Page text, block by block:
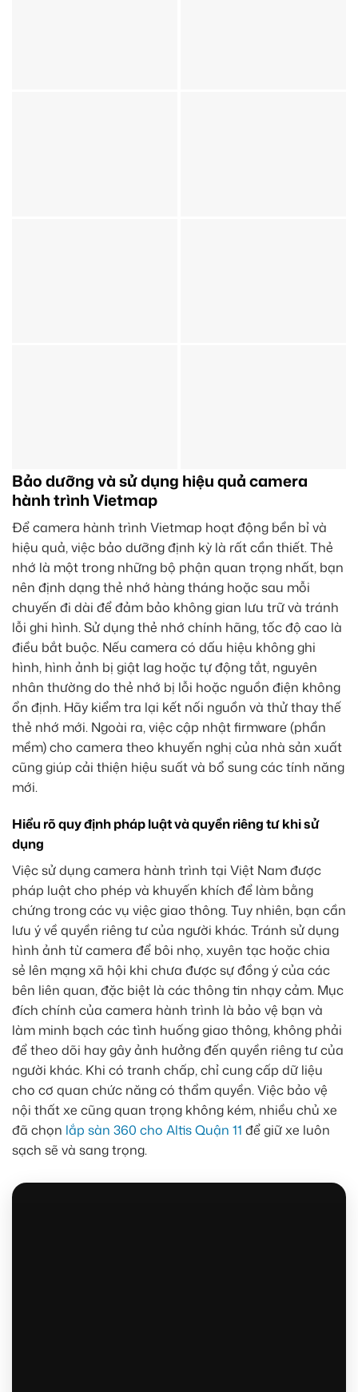
Bảo dưỡng và sử dụng hiệu quả camera
hành trình Vietmap
Để camera hành trình Vietmap hoạt động bền bỉ và
hiệu quả, việc bảo dưỡng định kỳ là rất cần thiết. Thẻ
nhớ là một trong những bộ phận quan trọng nhất, bạn
nên định dạng thẻ nhớ hàng tháng hoặc sau mỗi
chuyến đi dài để đảm bảo không gian lưu trữ và tránh
lỗi ghi hình. Sử dụng thẻ nhớ chính hãng, tốc độ cao là
điều bắt buộc. Nếu camera có dấu hiệu không ghi
hình, hình ảnh bị giật lag hoặc tự động tắt, nguyên
nhân thường do thẻ nhớ bị lỗi hoặc nguồn điện không
ổn định. Hãy kiểm tra lại kết nối nguồn và thử thay thế
thẻ nhớ mới. Ngoài ra, việc cập nhật firmware (phần
mềm) cho camera theo khuyến nghị của nhà sản xuất
cũng giúp cải thiện hiệu suất và bổ sung các tính năng
mới.
Hiểu rõ quy định pháp luật và quyền riêng tư khi sử
dụng
Việc sử dụng camera hành trình tại Việt Nam được
pháp luật cho phép và khuyến khích để làm bằng
chứng trong các vụ việc giao thông. Tuy nhiên, bạn cần
lưu ý về quyền riêng tư của người khác. Tránh sử dụng
hình ảnh từ camera để bôi nhọ, xuyên tạc hoặc chia
sẻ lên mạng xã hội khi chưa được sự đồng ý của các
bên liên quan, đặc biệt là các thông tin nhạy cảm. Mục
đích chính của camera hành trình là bảo vệ bạn và
làm minh bạch các tình huống giao thông, không phải
để theo dõi hay gây ảnh hưởng đến quyền riêng tư của
người khác. Khi có tranh chấp, chỉ cung cấp dữ liệu
cho cơ quan chức năng có thẩm quyền. Việc bảo vệ
nội thất xe cũng quan trọng không kém, nhiều chủ xe
đã chọn lắp sàn 360 cho Altis Quận 11 để giữ xe luôn
sạch sẽ và sang trọng.